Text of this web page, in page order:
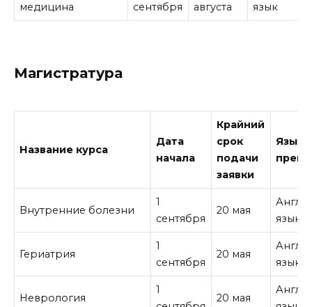
медицина
сентября
августа
язык
Магистратура
Название курса
Дата
начала
Крайний
срок
подачи
заявки
Язык
Внутренние болезни
1
сентября
20 мая
язык
Гериатрия
1
сентября
20 мая
язык
Неврология
1
20 мая